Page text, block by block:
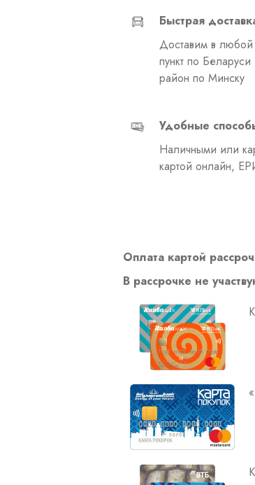
Быстрая
Доставим в
пункт по
район по Минску
Удобные
Наличными или
картой онлайн,
Оплата картой
В рассрочке не